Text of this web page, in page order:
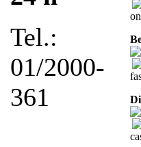
Tel.:
01/2000-
361